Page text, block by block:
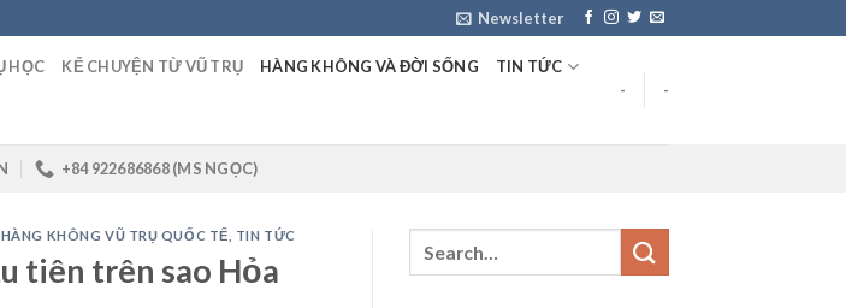
Newsletter
HỌC KỂ CHUYỆN TỪ VŨ TRỤ HÀNG KHÔNG VÀ ĐỜI SỐNG TIN TỨC
- -
+84 922686868 (MS NGỌC)
KHÔNG VŨ TRỤ QUỐC TẾ TIN TỨC
tiên trên sao Hỏa